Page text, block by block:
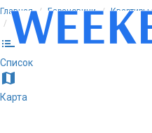
Главная Барановичи
Квартиры
Трёхкомнатные
list
Список
map
Карта